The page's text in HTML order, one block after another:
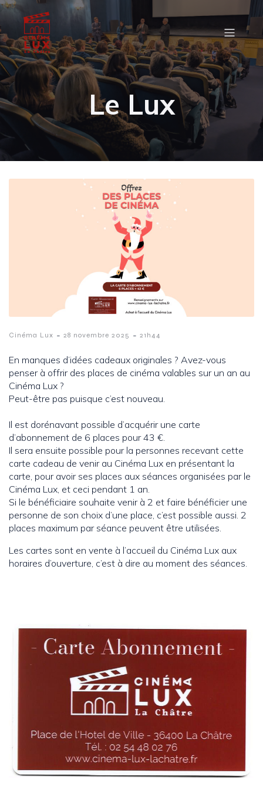
Le Lux
Cinéma Lux - 28 novembre 2025 - 21h44
En manques d’idées cadeaux originales ? Avez-vous
penser à offrir des places de cinéma valables sur un an au
Cinéma Lux ?
Peut-être pas puisque c’est nouveau.
Il est dorénavant possible d’acquérir une carte
d’abonnement de 6 places pour 43 €.
Il sera ensuite possible pour la personnes recevant cette
carte cadeau de venir au Cinéma Lux en présentant la
carte, pour avoir ses places aux séances organisées par le
Cinéma Lux, et ceci pendant 1 an.
Si le bénéficiaire souhaite venir à 2 et faire bénéficier une
personne de son choix d’une place, c’est possible aussi. 2
places maximum par séance peuvent être utilisées.
Les cartes sont en vente à l’accueil du Cinéma Lux aux
horaires d’ouverture, c’est à dire au moment des séances.